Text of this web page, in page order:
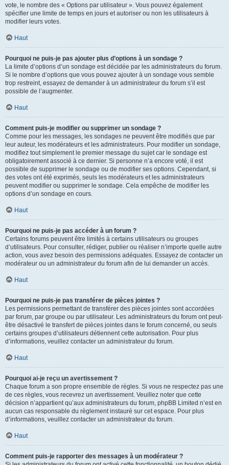
vote, le nombre des « Options par utilisateur ». Vous pouvez également
spécifier une limite de temps en jours et autoriser ou non les utilisateurs à
modifier leurs votes.
Haut
Pourquoi ne puis-je pas ajouter plus d’options à un sondage ?
La limite d’options d’un sondage est décidée par les administrateurs du forum.
Si le nombre d’options que vous pouvez ajouter à un sondage vous semble
trop restreint, essayez de demander à un administrateur du forum s’il est
possible de l’augmenter.
Haut
Comment puis-je modifier ou supprimer un sondage ?
Comme pour les messages, les sondages ne peuvent être modifiés que par
leur auteur, les modérateurs et les administrateurs. Pour modifier un sondage,
modifiez tout simplement le premier message du sujet car le sondage est
obligatoirement associé à ce dernier. Si personne n’a encore voté, il est
possible de supprimer le sondage ou de modifier ses options. Cependant, si
des votes ont été exprimés, seuls les modérateurs et les administrateurs
peuvent modifier ou supprimer le sondage. Cela empêche de modifier les
options d’un sondage en cours.
Haut
Pourquoi ne puis-je pas accéder à un forum ?
Certains forums peuvent être limités à certains utilisateurs ou groupes
d’utilisateurs. Pour consulter, rédiger, publier ou réaliser n’importe quelle autre
action, vous avez besoin des permissions adéquates. Essayez de contacter un
modérateur ou un administrateur du forum afin de lui demander un accès.
Haut
Pourquoi ne puis-je pas transférer de pièces jointes ?
Les permissions permettant de transférer des pièces jointes sont accordées
par forum, par groupe ou par utilisateur. Les administrateurs du forum ont peut-
être désactivé le transfert de pièces jointes dans le forum concerné, ou seuls
certains groupes d’utilisateurs détiennent cette autorisation. Pour plus
d’informations, veuillez contacter un administrateur du forum.
Haut
Pourquoi ai-je reçu un avertissement ?
Chaque forum a son propre ensemble de règles. Si vous ne respectez pas une
de ces règles, vous recevrez un avertissement. Veuillez noter que cette
décision n’appartient qu’aux administrateurs du forum, phpBB Limited n’est en
aucun cas responsable du règlement instauré sur cet espace. Pour plus
d’informations, veuillez contacter un administrateur du forum.
Haut
Comment puis-je rapporter des messages à un modérateur ?